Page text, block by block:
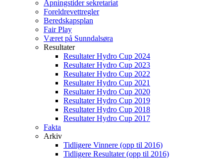
Åpningstider sekretariat
Foreldrevettregler
Beredskapsplan
Fair Play
Været på Sunndalsøra
Resultater
Resultater Hydro Cup 2024
Resultater Hydro Cup 2023
Resultater Hydro Cup 2022
Resultater Hydro Cup 2021
Resultater Hydro Cup 2020
Resultater Hydro Cup 2019
Resultater Hydro Cup 2018
Resultater Hydro Cup 2017
Fakta
Arkiv
Tidligere Vinnere (opp til 2016)
Tidligere Resultater (opp til 2016)